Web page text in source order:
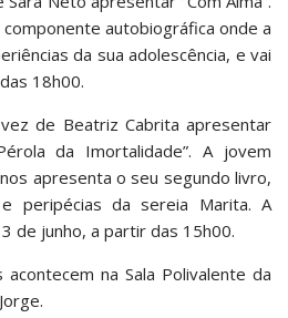
autobiográfica onde a
da sua adolescência, e vai
18h00.
de Beatriz Cabrita apresentar
da Imortalidade”. A jovem
apresenta o seu segundo livro,
peripécias da sereia Marita. A
de junho, a partir das 15h00.
na Sala Polivalente da